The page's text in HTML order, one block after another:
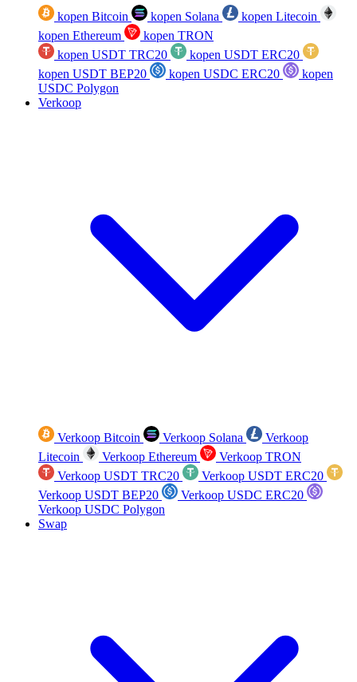
kopen Bitcoin kopen Solana
kopen Litecoin
kopen Ethereum
kopen TRON
kopen USDT TRC20
kopen USDT ERC20
kopen USDT BEP20
kopen USDC ERC20
kopen
USDC Polygon
Verkoop
Verkoop Bitcoin Verkoop Solana
Verkoop
Litecoin
Verkoop Ethereum
Verkoop TRON
Verkoop USDT TRC20
Verkoop USDT ERC20
Verkoop USDT BEP20
Verkoop USDC ERC20
Verkoop USDC Polygon
Swap